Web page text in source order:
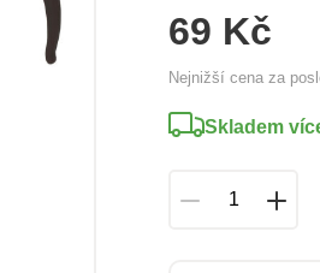
69 Kč
Nejnižší cena za
Skladem